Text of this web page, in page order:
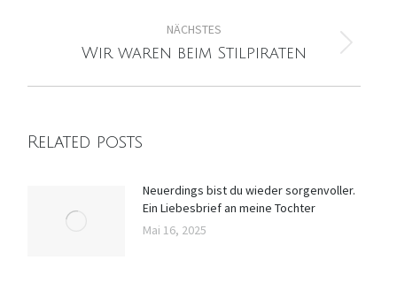
NÄCHSTES
Nächster
Wir waren beim Stilpiraten
Related posts
Neuerdings bist du wieder sorgenvoller.
Ein Liebesbrief an meine Tochter
Mai 16, 2025